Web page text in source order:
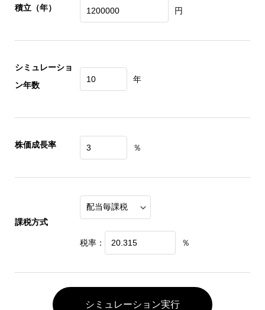
積立（年） 円
シミュレーショ
ン年数
年
株価成長率 ％
課税方式
税率： ％
シミュレーション実行